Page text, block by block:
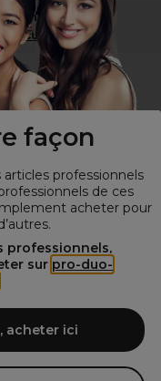
façon
professionnels
de ces
acheter pour
professionnels,
sur pro-duo-
acheter ici
?
!
vous proposons une
la coiffure et
de coiffure et instituts
également à tous ceux
de coiffure et de